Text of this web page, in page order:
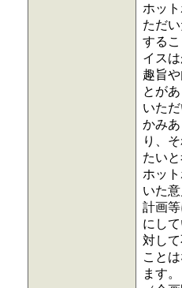
ホッ
ただ
する
イス
趣旨
とがあ
いた
かみ
り、
たいと
ホッ
いた
計画
にし
対し
こと
ます。